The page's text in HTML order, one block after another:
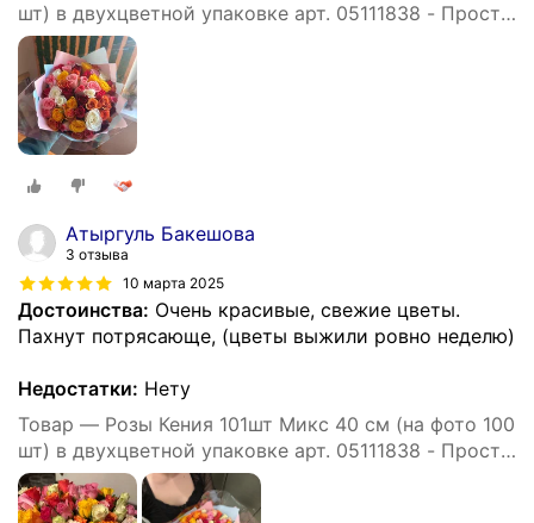
шт) в двухцветной упаковке арт. 05111838 - Просто
роза ру st hi po kr ak
Атыргуль Бакешова
3 отзыва
10 марта 2025
Достоинства: Очень красивые, свежие цветы.
Пахнут потрясающе, (цветы выжили ровно неделю)
Недостатки: Нету
Товар — Розы Кения 101шт Микс 40 см (на фото 100
шт) в двухцветной упаковке арт. 05111838 - Просто
роза ру st hi po kr ak